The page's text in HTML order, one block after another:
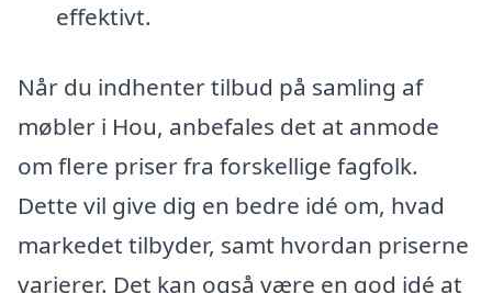
effektivt.
Når du indhenter tilbud på samling af
møbler i Hou, anbefales det at anmode
om flere priser fra forskellige fagfolk.
Dette vil give dig en bedre idé om, hvad
markedet tilbyder, samt hvordan priserne
varierer. Det kan også være en god idé at